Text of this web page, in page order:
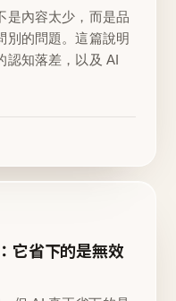
是內容太少，而是品
別的問題。這篇說明
認知落差，以及 AI
它省下的是無效